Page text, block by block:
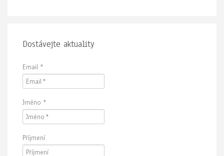
Dostávejte aktuality
Email *
Jméno *
Příjmení